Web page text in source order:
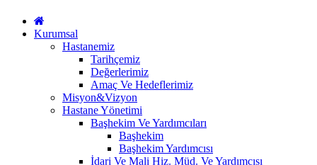
Kurumsal
Hastanemiz
Tarihçemiz
Değerlerimiz
Amaç Ve Hedeflerimiz
Misyon&Vizyon
Hastane Yönetimi
Başhekim Ve Yardımcıları
Başhekim
Başhekim Yardımcısı
İdari Ve Mali Hiz. Müd. Ve Yardımcısı